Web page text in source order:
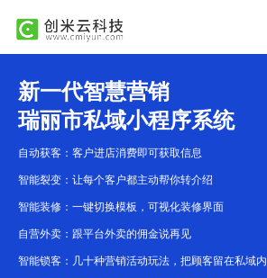
新一代智慧营销
瑞丽市私域小程序系统
自动获客：客户进店消费即可获取信息
智能裂变：让每个客户都主动帮你转介绍
智能装修：一键切换模板，可视化装修界面
自营外卖：跟平台外卖的佣金说再见
智能锁客：几十种营销活动玩法，把顾客留在私域内